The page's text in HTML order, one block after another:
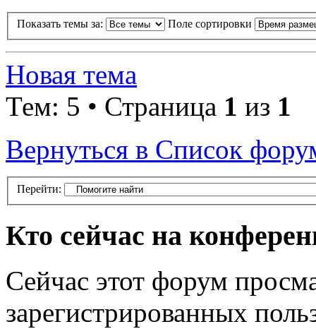
Показать темы за: Поле сортировки
Новая тема
Тем: 5 • Страница 1 из 1
Вернуться в Список
Перейти:
Кто сейчас на
Сейчас этот форум
зарегистрированных